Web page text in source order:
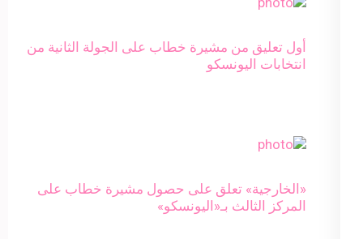
أول تعليق من مشيرة خطاب على الجولة الثانية من
انتخابات اليونسكو
«الخارجية» تعلق على حصول مشيرة خطاب على
المركز الثالث بـ«اليونسكو»